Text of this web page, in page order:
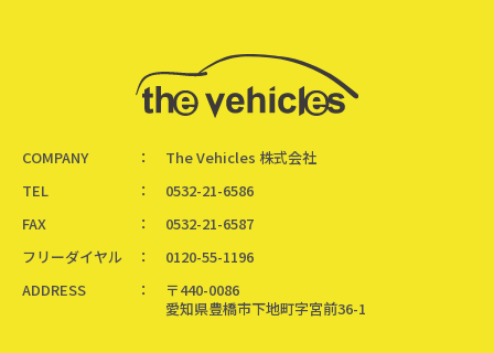
COMPANY
The Vehicles 株式会社
TEL
0532-21-6586
FAX
0532-21-6587
フリーダイヤル
0120-55-1196
ADDRESS
〒440-0086
愛知県豊橋市下地町字宮前36-1